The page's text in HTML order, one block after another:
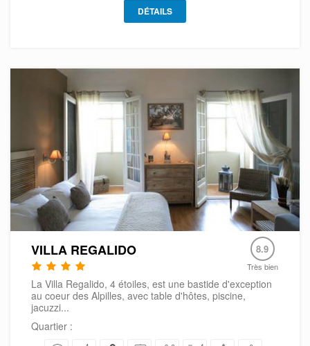
DÉTAILS
VILLA REGALIDO 8.9
Très bien
La Villa Regalido, 4 étoiles, est une bastide d'exception
au coeur des Alpilles, avec table d'hôtes, piscine,
jacuzzi...
Quartier :